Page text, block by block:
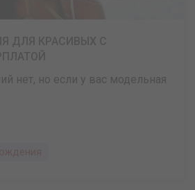
нет, но если у вас модельная